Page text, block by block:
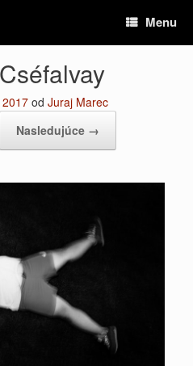
Menu
od Juraj Marec
Nasledujúce →